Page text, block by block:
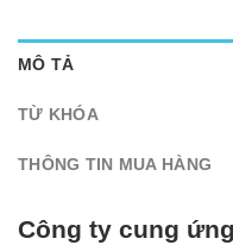
MÔ TẢ
TỪ KHÓA
THÔNG TIN MUA HÀNG
Công ty cung